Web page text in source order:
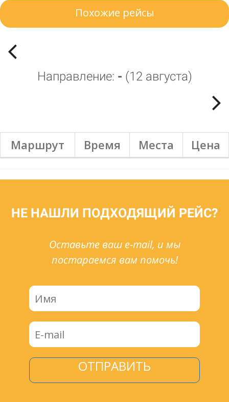
Похожие рейсы
Направление: - (12 августа)
Маршрут Время Места Цена
НЕ НАШЛИ ПОДХОДЯЩИЙ РЕЙС?
Оставьте ваш e-mail, и мы
постараемся вам помочь!
ОТПРАВИТЬ